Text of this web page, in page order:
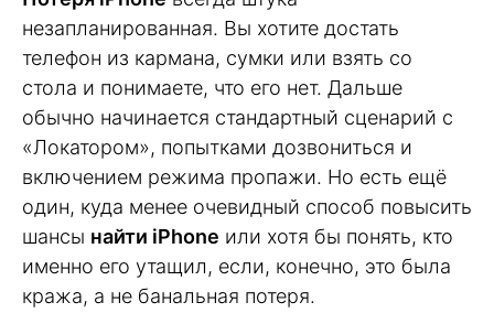
незапланированная. Вы хотите достать
телефон из кармана, сумки или взять со
стола и понимаете, что его нет. Дальше
обычно начинается стандартный сценарий с
«Локатором», попытками дозвониться и
включением режима пропажи. Но есть ещё
один, куда менее очевидный способ повысить
шансы найти iPhone или хотя бы понять, кто
именно его утащил, если, конечно, это была
кража, а не банальная потеря.